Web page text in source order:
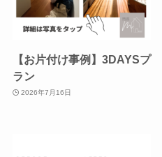
【お片付け事例】3DAYSプ
ラン
2026年7月16日